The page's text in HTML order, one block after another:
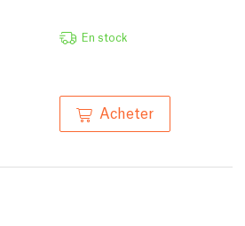
En stock
Acheter